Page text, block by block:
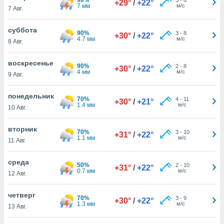
действия
рекламу
нашей
cookie
cookie
в
нашего
7 Авг.
7 мм
+29° / +22°
м/с
суббота
8 Авг.
90%
4.7 мм
+30° / +22° 3- 8
м/с
воскресенье
9 Авг.
90%
4 мм
+30° / +22° 2- 8
м/с
понедельник
10 Авг.
70%
1.4 мм
+30° / +21° 4- 11
м/с
вторник
11 Авг.
70%
1.1 мм
+31° / +22° 3- 10
м/с
среда
12 Авг.
50%
0.7 мм
+31° / +22° 2- 10
м/с
четверг
13 Авг.
70%
1.3 мм
+30° / +22° 3- 9
м/с